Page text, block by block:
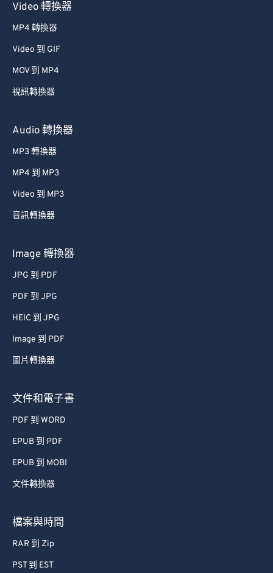
Video 轉換器
MP4 轉換器
Video 到 GIF
MOV 到 MP4
視訊轉換器
Audio 轉換器
MP3 轉換器
MP4 到 MP3
Video 到 MP3
音訊轉換器
Image 轉換器
JPG 到 PDF
PDF 到 JPG
HEIC 到 JPG
Image 到 PDF
圖片轉換器
文件和電子書
PDF 到 WORD
EPUB 到 PDF
EPUB 到 MOBI
文件轉換器
檔案與時間
RAR 到 Zip
PST 到 EST